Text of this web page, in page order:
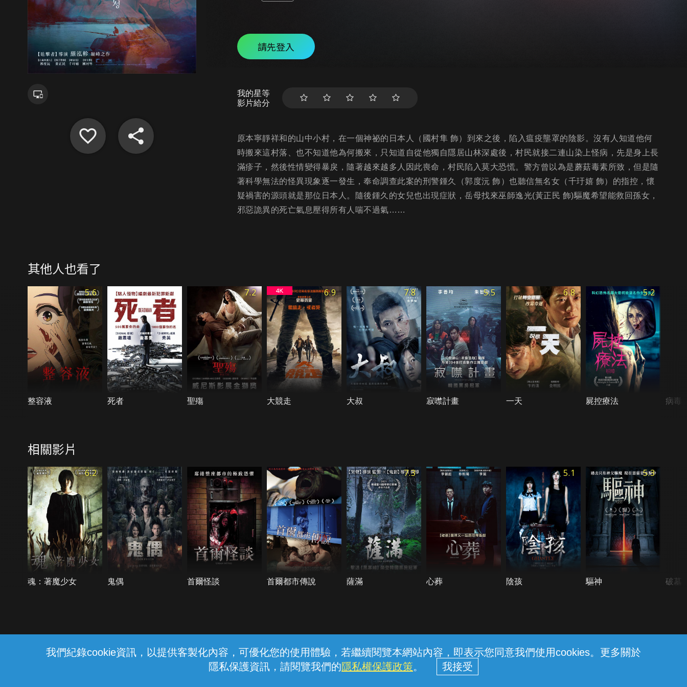
我們紀錄cookie資訊，以提供客製化內容，可優化您的使用體驗，若繼續閱覽本網站內容，即表示您同意我們使用cookies。更多關於
隱私保護資訊，請閱覽我們的隱私權保護政策。
請先登入
我的星等
影片給分
原本寧靜祥和的山中小村，在一個神祕的日本人（國村隼 飾）到來之後，陷入瘟疫壟罩的陰影。沒有人知道他何
時搬來這村落、也不知道他為何搬來，只知道自從他獨自隱居山林深處後，村民就接二連山染上怪病，先是身上長
滿疹子，然後性情變得暴戾，隨著越來越多人因此喪命，村民陷入莫大恐慌。警方曾以為是蘑菇毒素所致，但是隨
著科學無法的怪異現象逐一發生，奉命調查此案的刑警鍾久（郭度沅 飾）也聽信無名女（千玗嬉 飾）的指控，懷
疑禍害的源頭就是那位日本人。隨後鍾久的女兒也出現症狀，岳母找來巫師逸光(黃正民 飾)驅魔希望能救回孫女，
邪惡詭異的死亡氣息壓得所有人喘不過氣……
其他人也看了
5.6
整容液 死者
7.2
聖殤
6.9
大競走
7.8
大叔
5.5
寂噤計畫
6.8
一天
5.2
屍控療法 病毒
相關影片
6.2
魂：著魔少女 鬼偶 首爾怪談 首爾都市傳說
7.3
薩滿 心葬
5.1
陰孩
5.3
驅神 破墓
線上客服 服務條款 隱私權保護
中華電信股份有限公司個人家庭分公司 (統一編號：96979949) © 2026